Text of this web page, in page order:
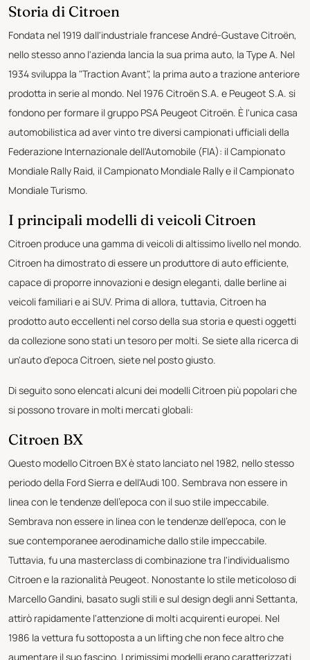
Storia di Citroen
Fondata nel 1919 dall'industriale francese André-Gustave Citroën,
nello stesso anno l'azienda lancia la sua prima auto, la Type A. Nel
1934 sviluppa la "Traction Avant", la prima auto a trazione anteriore
prodotta in serie al mondo. Nel 1976 Citroën S.A. e Peugeot S.A. si
fondono per formare il gruppo PSA Peugeot Citroën. È l'unica casa
automobilistica ad aver vinto tre diversi campionati ufficiali della
Federazione Internazionale dell'Automobile (FIA): il Campionato
Mondiale Rally Raid, il Campionato Mondiale Rally e il Campionato
Mondiale Turismo.
I principali modelli di veicoli Citroen
Citroen produce una gamma di veicoli di altissimo livello nel mondo.
Citroen ha dimostrato di essere un produttore di auto efficiente,
capace di proporre innovazioni e design eleganti, dalle berline ai
veicoli familiari e ai SUV. Prima di allora, tuttavia, Citroen ha
prodotto auto eccellenti nel corso della sua storia e questi oggetti
da collezione sono stati un tesoro per molti. Se siete alla ricerca di
un'auto d'epoca Citroen, siete nel posto giusto.
Di seguito sono elencati alcuni dei modelli Citroen più popolari che
si possono trovare in molti mercati globali:
Citroen BX
Questo modello Citroen BX è stato lanciato nel 1982, nello stesso
periodo della Ford Sierra e dell'Audi 100. Sembrava non essere in
linea con le tendenze dell'epoca con il suo stile impeccabile.
Sembrava non essere in linea con le tendenze dell'epoca, con le
sue contemporanee aerodinamiche dallo stile impeccabile.
Tuttavia, fu una masterclass di combinazione tra l'individualismo
Citroen e la razionalità Peugeot. Nonostante lo stile meticoloso di
Marcello Gandini, basato sugli stili e sul design degli anni Settanta,
attirò rapidamente l'attenzione di molti acquirenti europei. Nel
1986 la vettura fu sottoposta a un lifting che non fece altro che
aumentare il suo fascino. I primissimi modelli erano caratterizzati